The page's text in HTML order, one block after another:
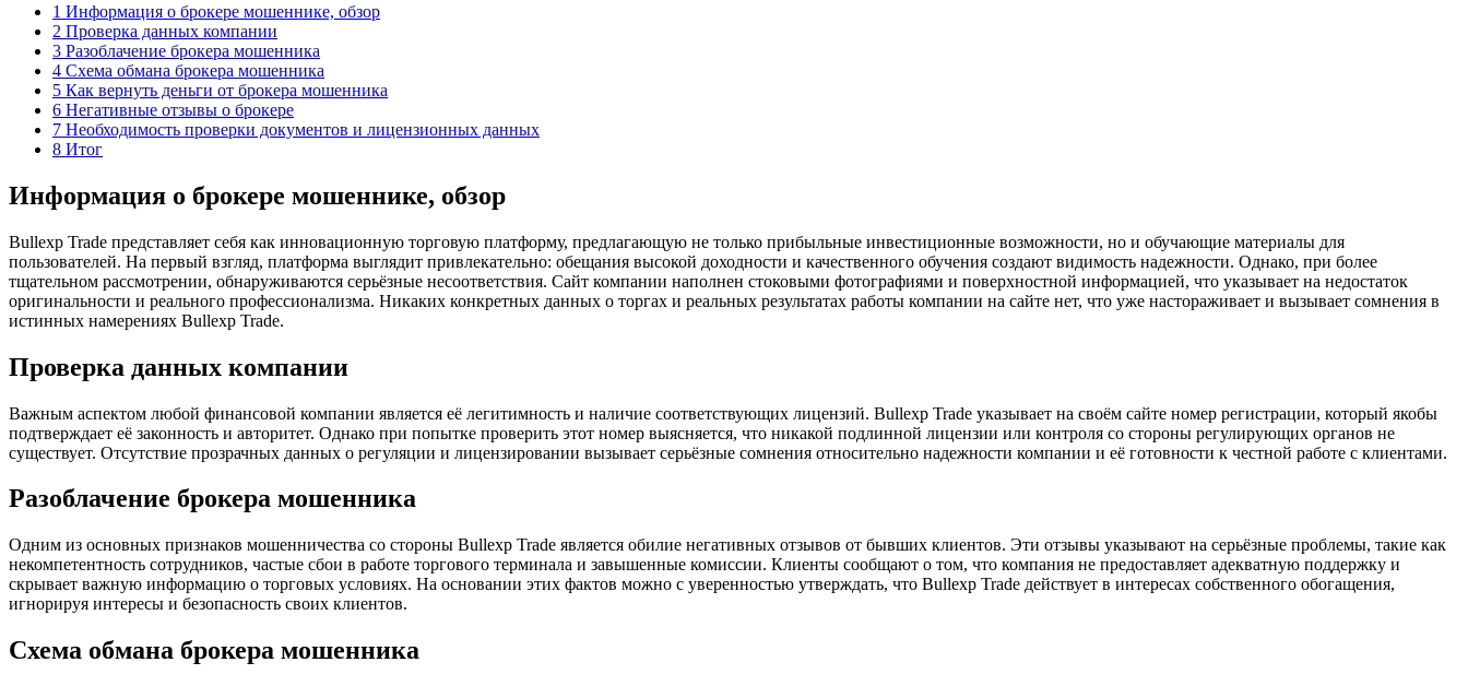
1 Информация о брокере мошеннике, обзор
2 Проверка данных компании
3 Разоблачение брокера мошенника
4 Схема обмана брокера мошенника
5 Как вернуть деньги от брокера мошенника
6 Негативные отзывы о брокере
7 Необходимость проверки документов и лицензионных данных
8 Итог
Информация о брокере мошеннике, обзор
Bullexp Trade представляет себя как инновационную торговую платформу, предлагающую не только прибыльные инвестиционные возможности, но и обучающие материалы для
пользователей. На первый взгляд, платформа выглядит привлекательно: обещания высокой доходности и качественного обучения создают видимость надежности. Однако, при более
тщательном рассмотрении, обнаруживаются серьёзные несоответствия. Сайт компании наполнен стоковыми фотографиями и поверхностной информацией, что указывает на недостаток
оригинальности и реального профессионализма. Никаких конкретных данных о торгах и реальных результатах работы компании на сайте нет, что уже настораживает и вызывает сомнения в
истинных намерениях Bullexp Trade.
Проверка данных компании
Важным аспектом любой финансовой компании является её легитимность и наличие соответствующих лицензий. Bullexp Trade указывает на своём сайте номер регистрации, который якобы
подтверждает её законность и авторитет. Однако при попытке проверить этот номер выясняется, что никакой подлинной лицензии или контроля со стороны регулирующих органов не
существует. Отсутствие прозрачных данных о регуляции и лицензировании вызывает серьёзные сомнения относительно надежности компании и её готовности к честной работе с клиентами.
Разоблачение брокера мошенника
Одним из основных признаков мошенничества со стороны Bullexp Trade является обилие негативных отзывов от бывших клиентов. Эти отзывы указывают на серьёзные проблемы, такие как
некомпетентность сотрудников, частые сбои в работе торгового терминала и завышенные комиссии. Клиенты сообщают о том, что компания не предоставляет адекватную поддержку и
скрывает важную информацию о торговых условиях. На основании этих фактов можно с уверенностью утверждать, что Bullexp Trade действует в интересах собственного обогащения,
игнорируя интересы и безопасность своих клиентов.
Схема обмана брокера мошенника